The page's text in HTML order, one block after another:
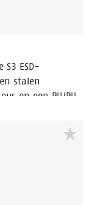
S3 ESD-
stalen
en een PU/PU
te beschermen.